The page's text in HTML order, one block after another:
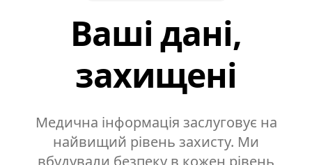
Ваші дані,
захищені
Медична інформація заслуговує на
найвищий рівень захисту. Ми
вбудували безпеку в кожен рівень